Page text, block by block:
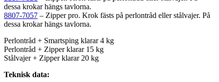
dessa krokar hängs tavlorna.
8807-7057 – Zipper pro. Krok fästs på perlontråd eller stålvajer. På
dessa krokar hängs tavlorna.
Perlontråd + Smartsping klarar 4 kg
Perlontråd + Zipper klarar 15 kg
Stålvajer + Zipper klarar 20 kg
Teknisk data: